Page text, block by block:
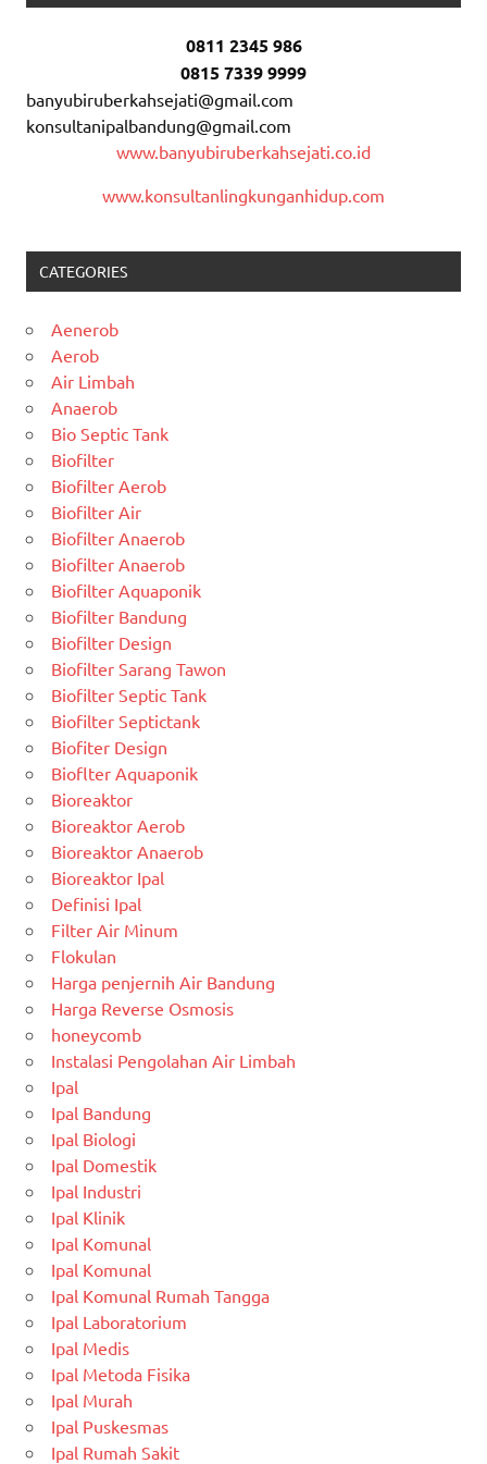
0811 2345 986
0815 7339 9999
banyubiruberkahsejati@gmail.com
konsultanipalbandung@gmail.com
www.banyubiruberkahsejati.co.id
www.konsultanlingkunganhidup.com
CATEGORIES
Aenerob
Aerob
Air Limbah
Anaerob
Bio Septic Tank
Biofilter
Biofilter Aerob
Biofilter Air
Biofilter Anaerob
Biofilter Anaerob
Biofilter Aquaponik
Biofilter Bandung
Biofilter Design
Biofilter Sarang Tawon
Biofilter Septic Tank
Biofilter Septictank
Biofiter Design
Bioflter Aquaponik
Bioreaktor
Bioreaktor Aerob
Bioreaktor Anaerob
Bioreaktor Ipal
Definisi Ipal
Filter Air Minum
Flokulan
Harga penjernih Air Bandung
Harga Reverse Osmosis
honeycomb
Instalasi Pengolahan Air Limbah
Ipal
Ipal Bandung
Ipal Biologi
Ipal Domestik
Ipal Industri
Ipal Klinik
Ipal Komunal
Ipal Komunal
Ipal Komunal Rumah Tangga
Ipal Laboratorium
Ipal Medis
Ipal Metoda Fisika
Ipal Murah
Ipal Puskesmas
Ipal Rumah Sakit